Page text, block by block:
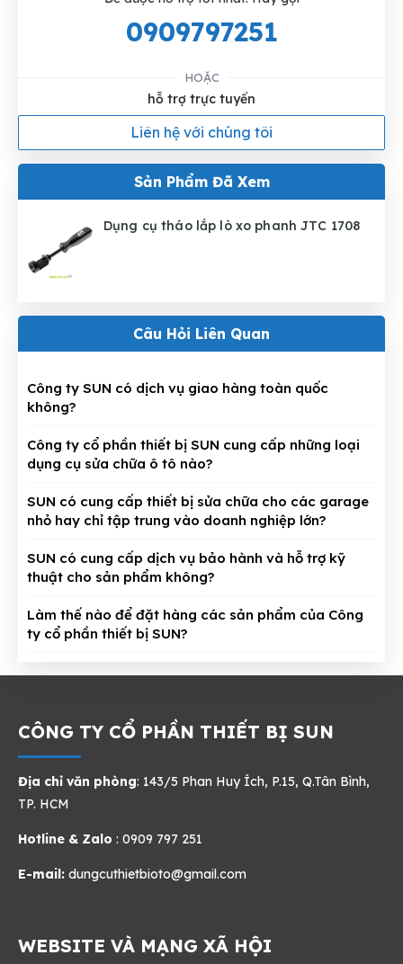
0909797251
HOẶC
hỗ trợ trực tuyến
Liên hệ với chúng tôi
Sản Phẩm Đã Xem
Dụng cụ tháo lắp lò xo phanh JTC 1708
Câu Hỏi Liên Quan
Công ty SUN có dịch vụ giao hàng toàn quốc
không?
Công ty cổ phần thiết bị SUN cung cấp những loại
dụng cụ sửa chữa ô tô nào?
SUN có cung cấp thiết bị sửa chữa cho các garage
nhỏ hay chỉ tập trung vào doanh nghiệp lớn?
SUN có cung cấp dịch vụ bảo hành và hỗ trợ kỹ
thuật cho sản phẩm không?
Làm thế nào để đặt hàng các sản phẩm của Công
ty cổ phần thiết bị SUN?
CÔNG TY CỔ PHẦN THIẾT BỊ SUN
Địa chỉ văn phòng: 143/5 Phan Huy Ích, P.15, Q.Tân Bình,
TP. HCM
Hotline & Zalo : 0909 797 251
E-mail: dungcuthietbioto@gmail.com
WEBSITE VÀ MẠNG XÃ HỘI